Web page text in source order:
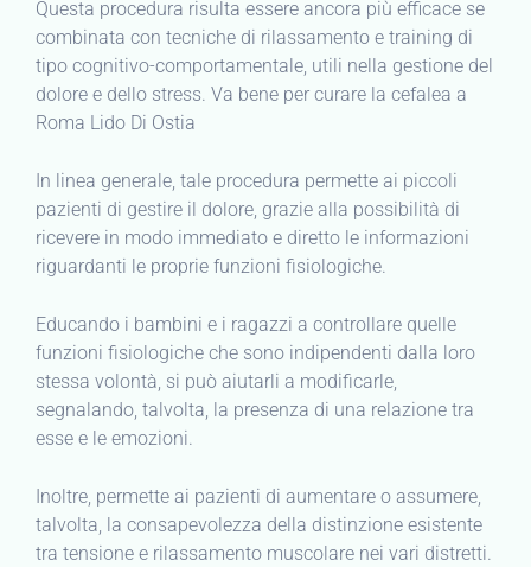
Questa procedura risulta essere ancora più efficace se
combinata con tecniche di rilassamento e training di
tipo cognitivo-comportamentale, utili nella gestione del
dolore e dello stress. Va bene per curare la cefalea a
Roma Lido Di Ostia
In linea generale, tale procedura permette ai piccoli
pazienti di gestire il dolore, grazie alla possibilità di
ricevere in modo immediato e diretto le informazioni
riguardanti le proprie funzioni fisiologiche.
Educando i bambini e i ragazzi a controllare quelle
funzioni fisiologiche che sono indipendenti dalla loro
stessa volontà, si può aiutarli a modificarle,
segnalando, talvolta, la presenza di una relazione tra
esse e le emozioni.
Inoltre, permette ai pazienti di aumentare o assumere,
talvolta, la consapevolezza della distinzione esistente
tra tensione e rilassamento muscolare nei vari distretti.